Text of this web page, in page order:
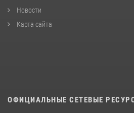
Новости
Карта сайта
ОФИЦИАЛЬНЫЕ СЕТЕВЫЕ